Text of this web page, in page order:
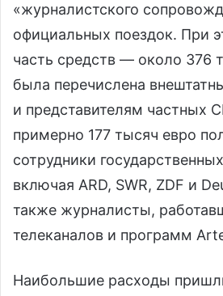
«журналистского
официальных поездок. При
часть средств — около 376
была перечислена
и представителям частных
примерно 177 тысяч евро
сотрудники
включая ARD, SWR, ZDF и
также журналисты,
телеканалов и программ
Наибольшие расходы